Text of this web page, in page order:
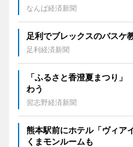
なんば経済新聞
足利でブレックスのバス
足利経済新聞
「ふるさと香澄夏まつり
わう
習志野経済新聞
熊本駅前にホテル「ヴィア
くまモンルームも